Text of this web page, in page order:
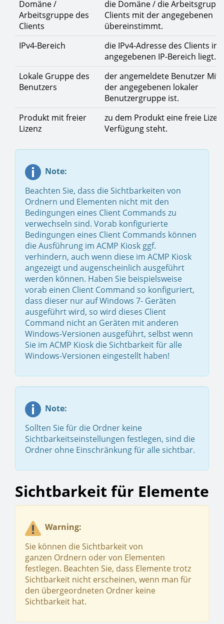
Domäne /
Arbeitsgruppe des
Clients
die Domäne / die
Clients mit der angegebenen
übereinstimmt.
IPv4-Bereich
die IPv4-Adresse des Clients im
angegebenen IP-Bereich liegt.
Lokale Gruppe des
Benutzers
der angemeldete Benutzer
der angegebenen lokaler
Benutzergruppe ist.
Produkt mit freier
Lizenz
zu dem Produkt eine freie
Verfügung steht.
Note:
Beachten Sie, dass die Sichtbarkeiten von
Ordnern und Elementen nicht mit den
Bedingungen eines Client Commands zu
verwechseln sind. Vorab konfigurierte
Bedingungen eines Client Commands können
die Ausführung im ACMP Kiosk ggf.
verhindern, auch wenn diese im ACMP Kiosk
angezeigt und augenscheinlich ausgeführt
werden können. Haben Sie beispielsweise
vorab einen Client Command so konfiguriert,
dass dieser nur auf Windows 7- Geräten
ausgeführt wird, so wird dieses Client
Command nicht an Geräten mit anderen
Windows-Versionen ausgeführt, selbst wenn
Sie im ACMP Kiosk die Sichtbarkeit für alle
Windows-Versionen eingestellt haben!
Note:
Sollten Sie für die Ordner keine
Sichtbarkeitseinstellungen festlegen, sind die
Ordner ohne Einschränkung für alle sichtbar.
Sichtbarkeit für Elemente
Warning:
Sie können die Sichtbarkeit von
ganzen Ordnern oder von Elementen
festlegen. Beachten Sie, dass Elemente trotz
Sichtbarkeit nicht erscheinen, wenn man für
den übergeordneten Ordner keine
Sichtbarkeit hat.